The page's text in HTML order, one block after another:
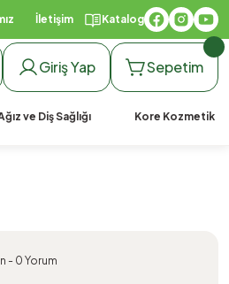
İletişim Katalog
Giriş Yap Sepetim
ve Diş Sağlığı Kore Kozmetik
- 0 Yorum